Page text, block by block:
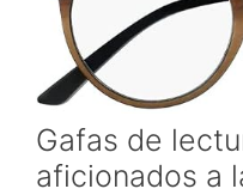
Gafas de
aficionados a